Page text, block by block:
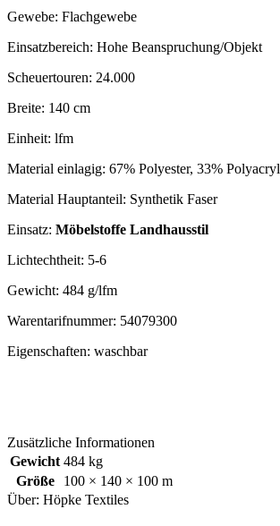
Gewebe: Flachgewebe
Einsatzbereich: Hohe Beanspruchung/Objekt
Scheuertouren: 24.000
Breite: 140 cm
Einheit: lfm
Material einlagig: 67% Polyester, 33% Polyacryl
Material Hauptanteil: Synthetik Faser
Einsatz: Möbelstoffe Landhausstil
Lichtechtheit: 5-6
Gewicht: 484 g/lfm
Warentarifnummer: 54079300
Eigenschaften: waschbar
Zusätzliche Informationen
Gewicht 484 kg
Größe
100 × 140 × 100 m
Über: Höpke Textiles